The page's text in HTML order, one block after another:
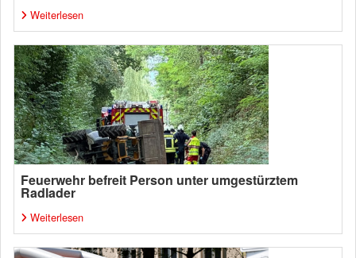
Weiterlesen
Feuerwehr befreit Person unter umgestürztem
Radlader
Weiterlesen